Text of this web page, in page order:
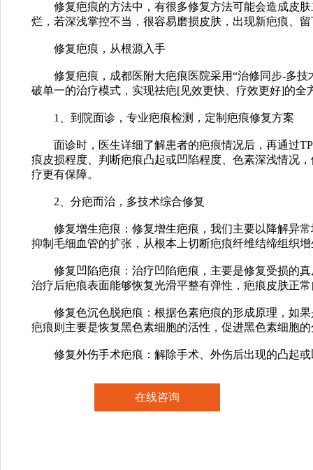
修复疤痕的方法中，有很多修复方法可能会造成皮肤
烂，若深浅掌控不当，很容易磨损皮肤，出现新疤痕、留
修复疤痕，从根源入手
修复疤痕，成都医附大疤痕医院采用“治修同步-多技
破单一的治疗模式，实现祛疤[见效更快、疗效更好]的全
1、到院面诊，专业疤痕检测，定制疤痕修复方案
面诊时，医生详细了解患者的疤痕情况后，再通过
痕皮损程度、判断疤痕凸起或凹陷程度、色素深浅情况
疗更有保障。
2、分疤而治，多技术综合修复
修复增生疤痕：修复增生疤痕，我们主要以降解异常
抑制毛细血管的扩张，从根本上切断疤痕纤维结缔组织增
修复凹陷疤痕：治疗凹陷疤痕，主要是修复受损的真
治疗后疤痕表面能够恢复光滑平整有弹性，疤痕皮肤正常
修复色沉色脱疤痕：根据色素疤痕的形成原理，如果
疤痕则主要是恢复黑色素细胞的活性，促进黑色素细胞
修复外伤手术疤痕：解除手术、外伤后出现的凸起或
在线咨询